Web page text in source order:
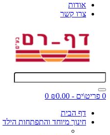
אודות
צרו קשר
0 פריט\ים - ₪0.00
0
דף הבית
חינוך מיוחד והתפתחות הילד